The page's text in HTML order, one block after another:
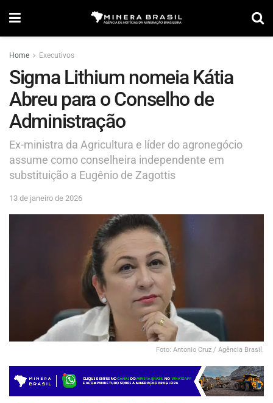
Home Executivos
Sigma Lithium nomeia Kátia
Abreu para o Conselho de
Administração
Ex-ministra da Agricultura e líder do agronegócio
assume como conselheira independente em
substituição a Eugênio de Zagottis
13 de janeiro de 2026
Foto: Antonio Cruz / Agência Brasil.